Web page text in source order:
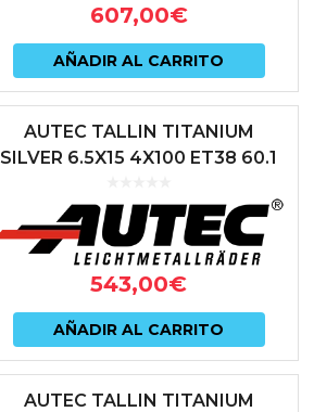
607,00€
AÑADIR AL CARRITO
AUTEC TALLIN TITANIUM
SILVER 6.5X15 4X100 ET38 60.1
543,00€
AÑADIR AL CARRITO
AUTEC TALLIN TITANIUM